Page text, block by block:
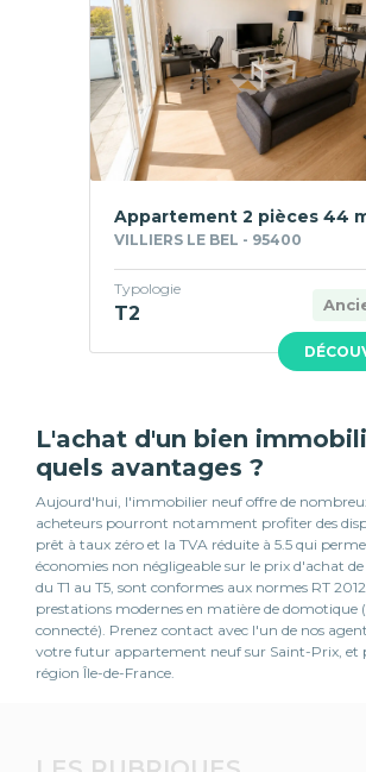
Appartement 2 pièces 44
VILLIERS LE BEL - 95400
Typologie
T2
L'achat d'un bien
quels avantages ?
Aujourd'hui, l'immobilier neuf offre de
acheteurs pourront notamment profiter des
prêt à taux zéro et la TVA réduite à 5.5 qui
économies non négligeable sur le prix d'achat de
du T1 au T5, sont conformes aux normes RT
prestations modernes en matière de domotique
connecté). Prenez contact avec l'un de nos
votre futur appartement neuf sur Saint-Prix, et
région Île-de-France.